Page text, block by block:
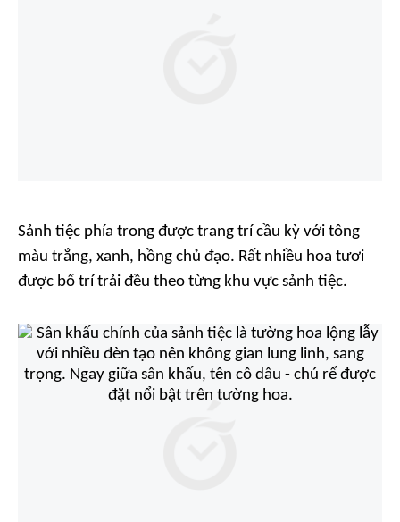
Sảnh tiệc phía trong được trang trí cầu kỳ với tông
màu trắng, xanh, hồng chủ đạo. Rất nhiều hoa tươi
được bố trí trải đều theo từng khu vực sảnh tiệc.